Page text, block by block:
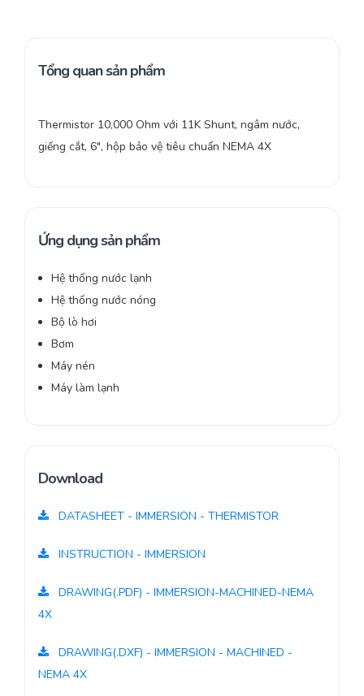
Tổng quan sản phẩm
Thermistor 10,000 Ohm với 11K Shunt, ngâm nước,
giếng cắt, 6″, hộp bảo vệ tiêu chuẩn NEMA 4X
Ứng dụng sản phẩm
Hệ thống nước lạnh
Hệ thống nước nóng
Bộ lò hơi
Bơm
Máy nén
Máy làm lạnh
Download
DATASHEET - IMMERSION - THERMISTOR
INSTRUCTION - IMMERSION
DRAWING(.PDF) - IMMERSION-MACHINED-NEMA
4X
DRAWING(.DXF) - IMMERSION - MACHINED -
NEMA 4X